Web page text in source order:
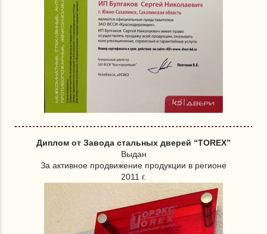
Диплом от Завода стальных дверей “TOREX”
Выдан
За активное продвижение продукции в регионе
2011 г.